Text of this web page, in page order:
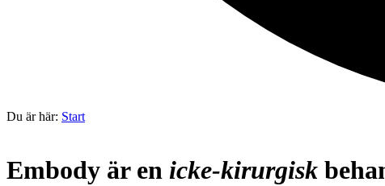
Du är här: Start
Embody är en icke-kirurgisk